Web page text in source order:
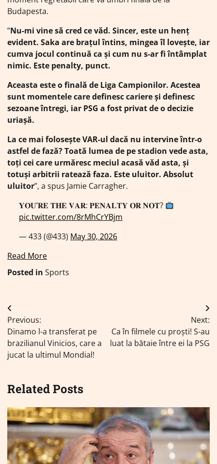
Budapesta.
”Nu-mi vine să cred ce văd. Sincer, este un henț
evident. Saka are brațul întins, mingea îl lovește, iar
cumva jocul continuă ca și cum nu s-ar fi întâmplat
nimic. Este penalty, punct.
Aceasta este o finală de Liga Campionilor. Acestea
sunt momentele care definesc cariere și definesc
sezoane întregi, iar PSG a fost privat de o decizie
uriașă.
La ce mai folosește VAR-ul dacă nu intervine într-o
astfel de fază? Toată lumea de pe stadion vede asta,
toți cei care urmăresc meciul acasă văd asta, și
totuși arbitrii ratează faza. Este uluitor. Absolut
uluitor”, a spus Jamie Carragher.
𝐘𝐎𝐔’𝐑𝐄 𝐓𝐇𝐄 𝐕𝐀𝐑: 𝐏𝐄𝐍𝐀𝐋𝐓𝐘 𝐎𝐑 𝐍𝐎𝐓?
pic.twitter.com/8rMhCrYBjm
— 433 (@433) May 30, 2026
Read More
Posted in Sports
Navigare
în
articole
Previous:
Dinamo l-a transferat pe
brazilianul Vinicios, care a
jucat la ultimul Mondial!
Next:
Ca în filmele cu proști! S-au
luat la bătaie între ei la PSG
Related Posts